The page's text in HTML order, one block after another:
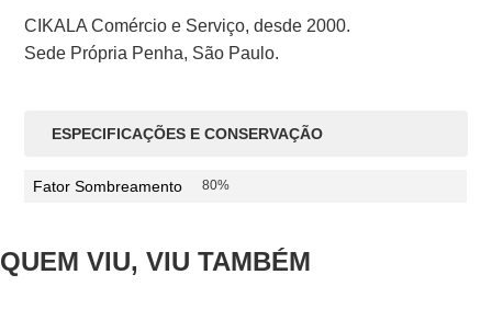
CIKALA Comércio e Serviço, desde 2000.
Sede Própria Penha, São Paulo.
ESPECIFICAÇÕES E CONSERVAÇÃO
Fator Sombreamento 80%
QUEM VIU, VIU TAMBÉM